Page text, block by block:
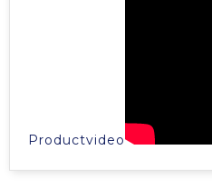
Productvideo